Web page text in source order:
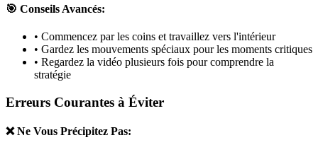
🎯 Conseils Avancés:
• Commencez par les coins et travaillez vers l'intérieur
• Gardez les mouvements spéciaux pour les moments critiques
• Regardez la vidéo plusieurs fois pour comprendre la
stratégie
Erreurs Courantes à Éviter
❌ Ne Vous Précipitez Pas: